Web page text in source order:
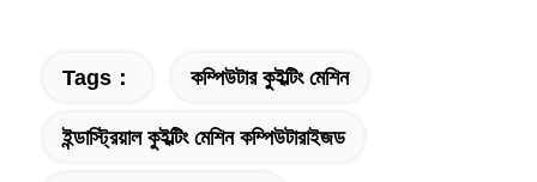
Tags： কম্পিউটার কুইল্টিং মেশিন
ইন্ডাস্ট্রিয়াল কুইল্টিং মেশিন কম্পিউটারাইজড